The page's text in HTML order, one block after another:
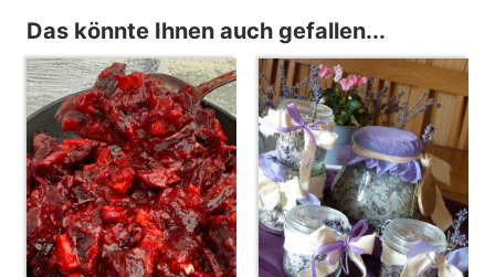
Das könnte Ihnen auch gefallen...